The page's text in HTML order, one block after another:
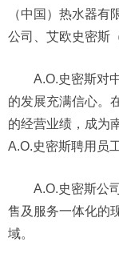
（中国）热水器
公司、艾欧史密斯
A.O.史密斯对
的发展充满信心。
的经营业绩，成为
A.O.史密斯聘用员
A.O.史密斯公
售及服务一体化的
域。